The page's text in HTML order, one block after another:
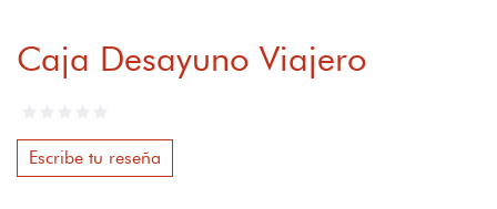
Caja Desayuno Viajero
Escribe tu reseña